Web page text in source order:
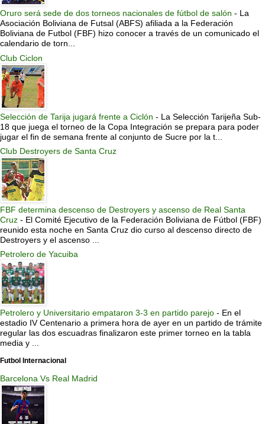
Oruro será sede de dos torneos nacionales de fútbol de salón - La
Asociación Boliviana de Futsal (ABFS) afiliada a la Federación
Boliviana de Futbol (FBF) hizo conocer a través de un comunicado el
calendario de torn...
Club Ciclon
Selección de Tarija jugará frente a Ciclón - La Selección Tarijeña Sub-
18 que juega el torneo de la Copa Integración se prepara para poder
jugar el fin de semana frente al conjunto de Sucre por la t...
Club Destroyers de Santa Cruz
FBF determina descenso de Destroyers y ascenso de Real Santa
Cruz - El Comité Ejecutivo de la Federación Boliviana de Fútbol (FBF)
reunido esta noche en Santa Cruz dio curso al descenso directo de
Destroyers y el ascenso ...
Petrolero de Yacuiba
Petrolero y Universitario empataron 3-3 en partido parejo - En el
estadio IV Centenario a primera hora de ayer en un partido de trámite
regular las dos escuadras finalizaron este primer torneo en la tabla
media y ...
Futbol Internacional
Barcelona Vs Real Madrid